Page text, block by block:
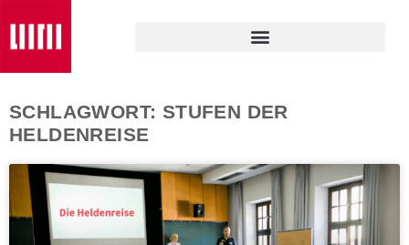
SCHLAGWORT: STUFEN DER
HELDENREISE